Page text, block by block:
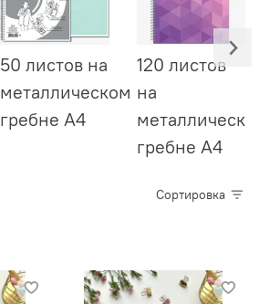
50 листов на
металлическом
гребне А4
120 листов
на
гребне А4
Сортировка